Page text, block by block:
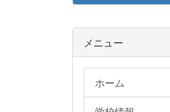
メニュー
ホーム